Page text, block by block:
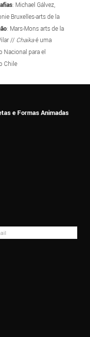
: Michael Gálvez,
Bruxelles-arts de la
: Mars-Mons arts de la
// Chaikaé uma
Nacional para el
Chile
e Formas Animadas